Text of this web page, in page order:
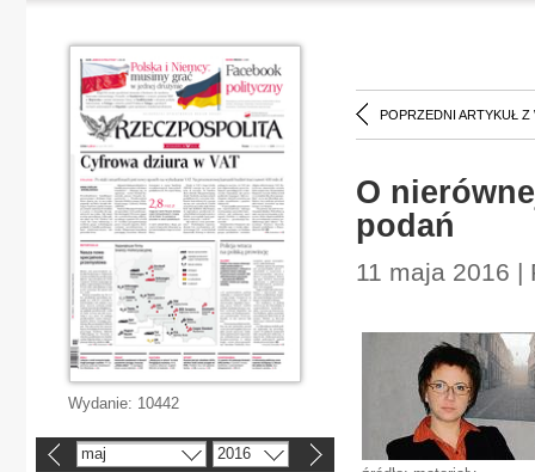
POPRZEDNI ARTYKUŁ Z
O
podań
11 maja 2016 |
Wydanie: 10442
maj 2016